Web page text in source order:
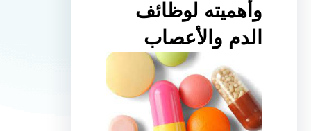
وأهميته لوظائف
الدم والأعصاب